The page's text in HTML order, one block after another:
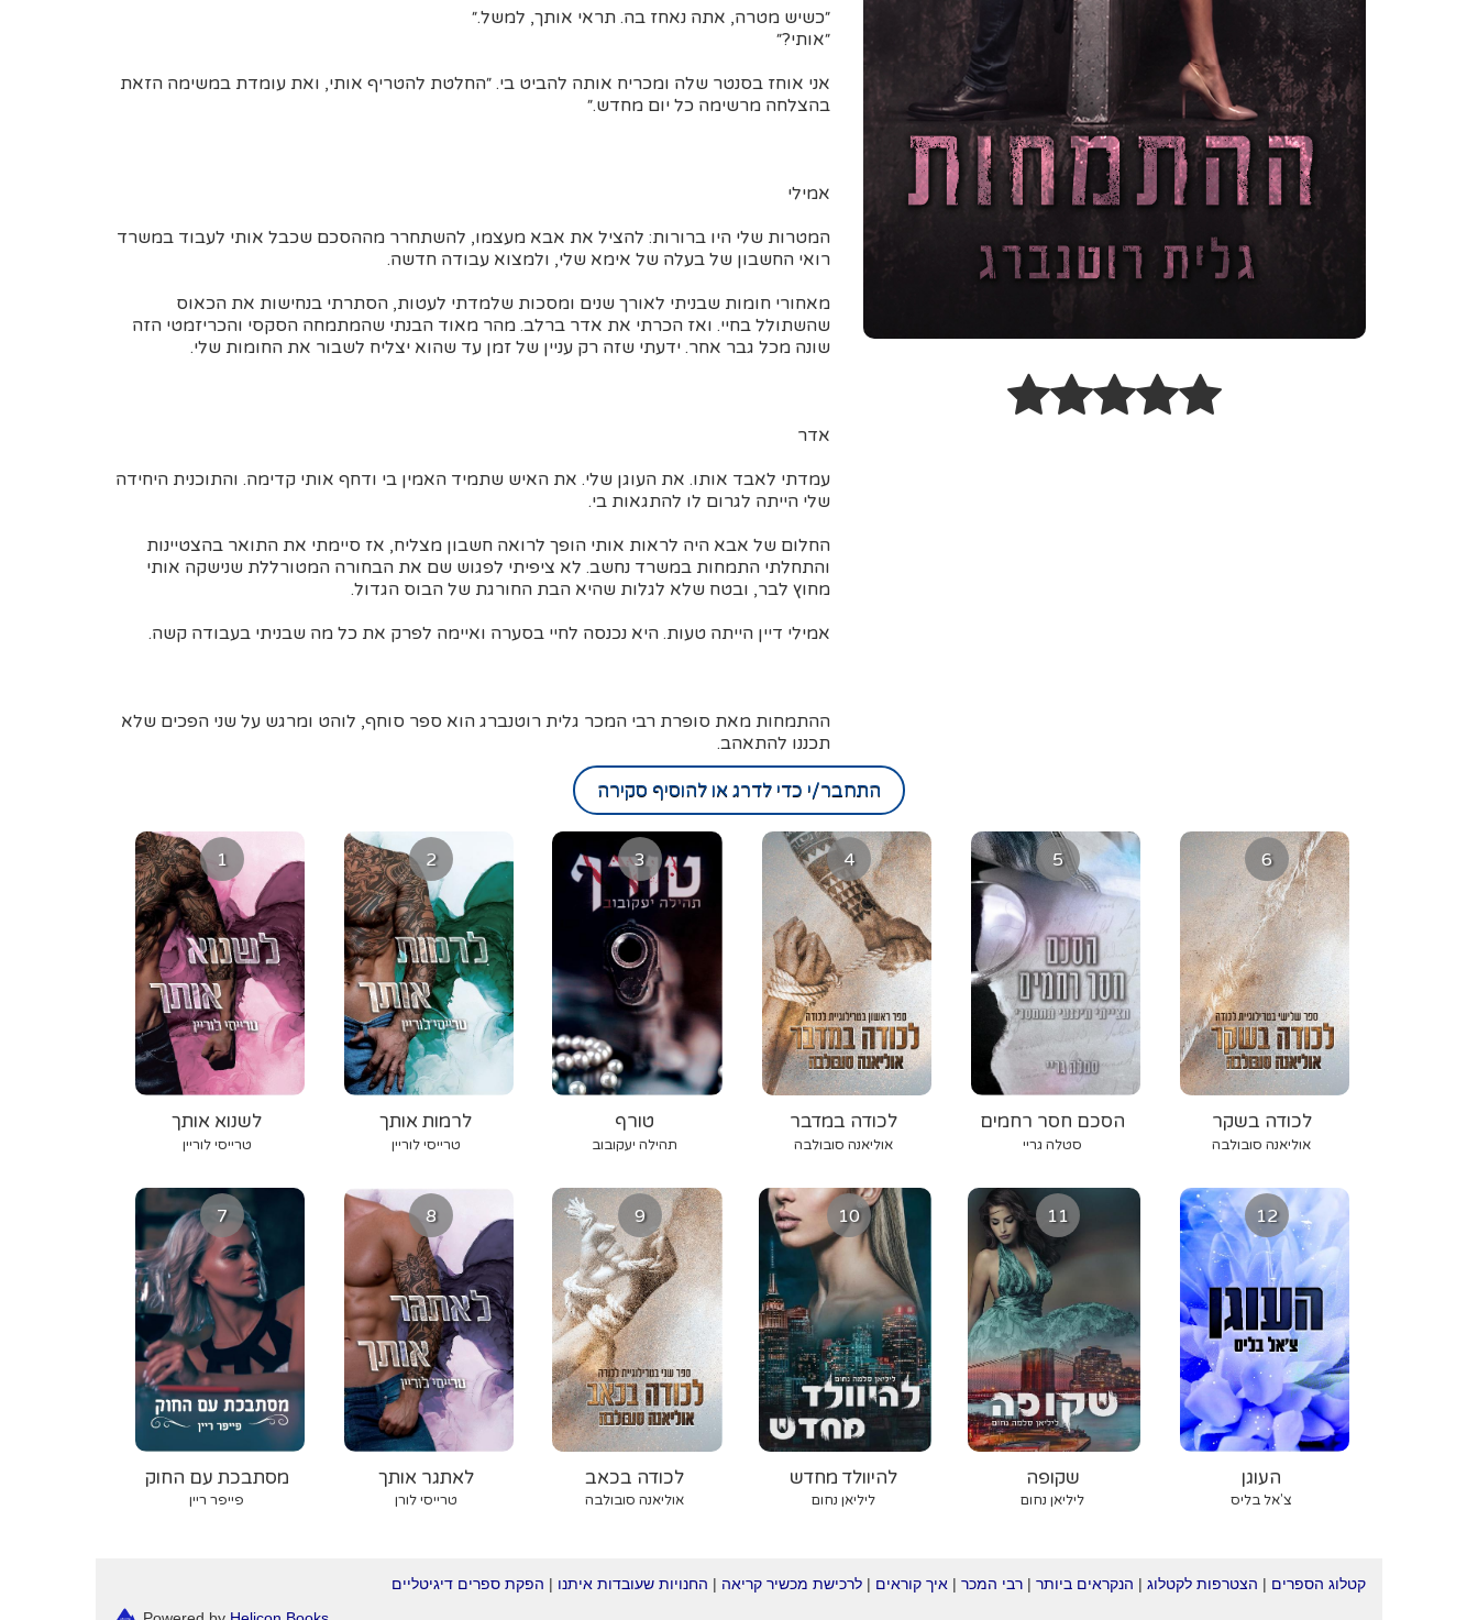
״כשיש מטרה, אתה נאחז בה. תראי אותך, למשל.״
״אותי?״
אני אוחז בסנטר שלה ומכריח אותה להביט בי. ״החלטת להטריף אותי, ואת עומדת במשימה הזאת
בהצלחה מרשימה כל יום מחדש.״
אמילי
המטרות שלי היו ברורות: להציל את אבא מעצמו, להשתחרר מההסכם שכבל אותי לעבוד במשרד
רואי החשבון של בעלה של אימא שלי, ולמצוא עבודה חדשה.
מאחורי חומות שבניתי לאורך שנים ומסכות שלמדתי לעטות, הסתרתי בנחישות את הכאוס
שהשתולל בחיי. ואז הכרתי את אדר ברלב. מהר מאוד הבנתי שהמתמחה הסקסי והכריזמטי הזה
שונה מכל גבר אחר. ידעתי שזה רק עניין של זמן עד שהוא יצליח לשבור את החומות שלי.
אדר
עמדתי לאבד אותו. את העוגן שלי. את האיש שתמיד האמין בי ודחף אותי קדימה. והתוכנית היחידה
שלי הייתה לגרום לו להתגאות בי.
החלום של אבא היה לראות אותי הופך לרואה חשבון מצליח, אז סיימתי את התואר בהצטיינות
והתחלתי התמחות במשרד נחשב. לא ציפיתי לפגוש שם את הבחורה המטורללת שנישקה אותי
מחוץ לבר, ובטח שלא לגלות שהיא הבת החורגת של הבוס הגדול.
אמילי דיין הייתה טעות. היא נכנסה לחיי בסערה ואיימה לפרק את כל מה שבניתי בעבודה קשה.
ההתמחות מאת סופרת רבי המכר גלית רוטנברג הוא ספר סוחף, לוהט ומרגש על שני הפכים שלא
תכננו להתאהב.
התחבר/י כדי לדרג או להוסיף סקירה
1
לשנוא אותך
טרייסי לוריין
2
לרמות אותך
טרייסי לוריין
3
טורף
תהילה יעקובוב
4
לכודה במדבר
אוליאנה סובולבה
5
הסכם חסר רחמים
סטלה גריי
6
לכודה בשקר
אוליאנה סובולבה
7
מסתבכת עם החוק
פייפר ריין
8
לאתגר אותך
טרייסי לורן
9
לכודה בכאב
אוליאנה סובולבה
10
להיוולד מחדש
ליליאן נחום
11
שקופה
ליליאן נחום
12
העוגן
צ'אל בליס
קטלוג הספרים | הצטרפות לקטלוג | הנקראים ביותר | רבי המכר | איך קוראים | לרכישת מכשיר קריאה | החנויות שעובדות איתנו | הפקת ספרים דיגיטליים